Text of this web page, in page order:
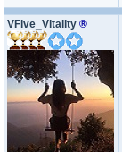
VFive_Vitality ®